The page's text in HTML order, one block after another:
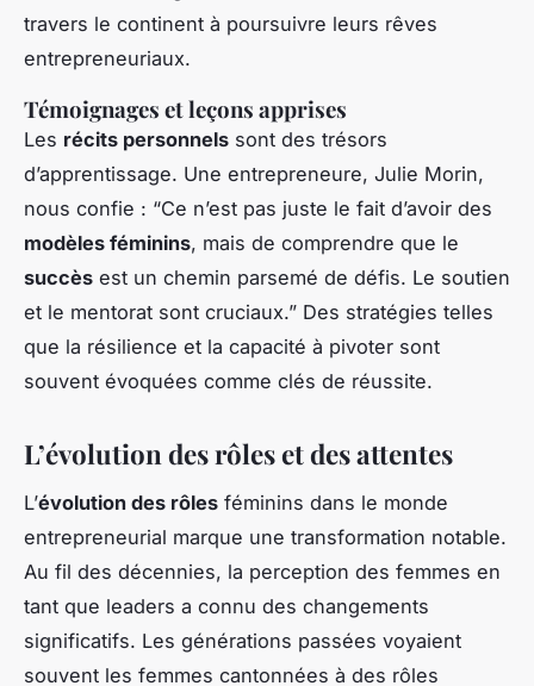
travers le continent à poursuivre leurs rêves
entrepreneuriaux.
Témoignages et leçons apprises
Les récits personnels sont des trésors
d’apprentissage. Une entrepreneure, Julie Morin,
nous confie : “Ce n’est pas juste le fait d’avoir des
modèles féminins, mais de comprendre que le
succès est un chemin parsemé de défis. Le soutien
et le mentorat sont cruciaux.” Des stratégies telles
que la résilience et la capacité à pivoter sont
souvent évoquées comme clés de réussite.
L’évolution des rôles et des attentes
L’évolution des rôles féminins dans le monde
entrepreneurial marque une transformation notable.
Au fil des décennies, la perception des femmes en
tant que leaders a connu des changements
significatifs. Les générations passées voyaient
souvent les femmes cantonnées à des rôles